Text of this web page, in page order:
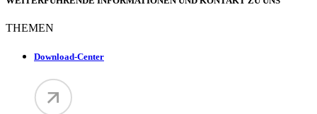
THEMEN
Download-Center